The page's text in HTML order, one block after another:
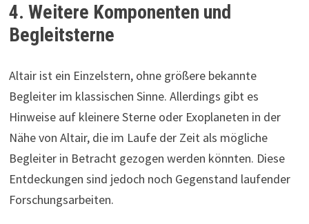
4. Weitere Komponenten und
Begleitsterne
Altair ist ein Einzelstern, ohne größere bekannte
Begleiter im klassischen Sinne. Allerdings gibt es
Hinweise auf kleinere Sterne oder Exoplaneten in der
Nähe von Altair, die im Laufe der Zeit als mögliche
Begleiter in Betracht gezogen werden könnten. Diese
Entdeckungen sind jedoch noch Gegenstand laufender
Forschungsarbeiten.